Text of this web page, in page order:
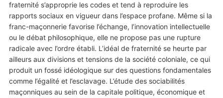
fraternité s’approprie les codes et tend à reproduire les
rapports sociaux en vigueur dans l’espace profane. Même si la
franc-maçonnerie favorise l’échange, l’innovation intellectuelle
ou le débat philosophique, elle ne propose pas une rupture
radicale avec l’ordre établi. L’idéal de fraternité se heurte par
ailleurs aux divisions et tensions de la société coloniale, ce qui
produit un fossé idéologique sur des questions fondamentales
comme l’égalité et l’esclavage. L’étude des sociabilités
maçonniques au sein de la capitale politique, économique et